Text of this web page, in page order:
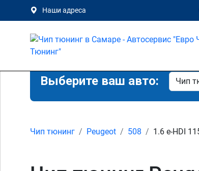
Наши адреса
Выберите ваш авто:
Чип тюнинг Peugeot 508 1.6 e-HDI